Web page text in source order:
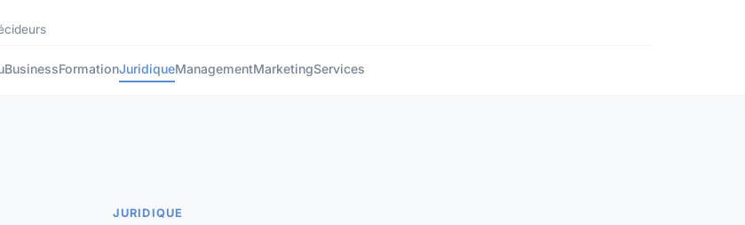
BusinessFormationJuridiqueManagementMarketingServices
JURIDIQUE